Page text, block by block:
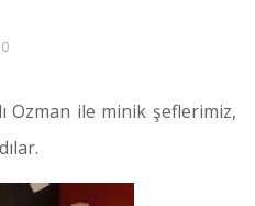
0
Ozman ile minik şeflerimiz,